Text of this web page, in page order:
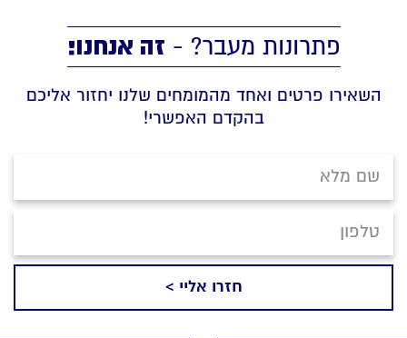
פתרונות מעבר? - זה אנחנו!
השאירו פרטים ואחד מהמומחים שלנו יחזור אליכם
בהקדם האפשרי!